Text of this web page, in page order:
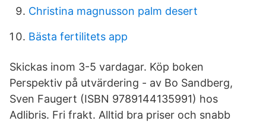
Christina magnusson palm desert
Bästa fertilitets app
Skickas inom 3-5 vardagar. Köp boken
Perspektiv på utvärdering - av Bo Sandberg,
Sven Faugert (ISBN 9789144135991) hos
Adlibris. Fri frakt. Alltid bra priser och snabb